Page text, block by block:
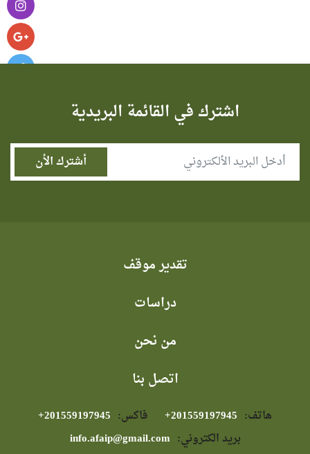
اشترك في القائمة البريدية
تقدير موقف
دراسات
من نحن
اتصل بنا
هاتف: فاكس:
بريد الكتروني: info.afaip@gmail.com